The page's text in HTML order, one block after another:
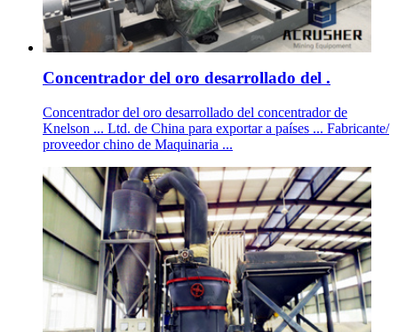
Concentrador del oro desarrollado del .
Concentrador del oro desarrollado del concentrador de
Knelson ... Ltd. de China para exportar a países ... Fabricante/
proveedor chino de Maquinaria ...